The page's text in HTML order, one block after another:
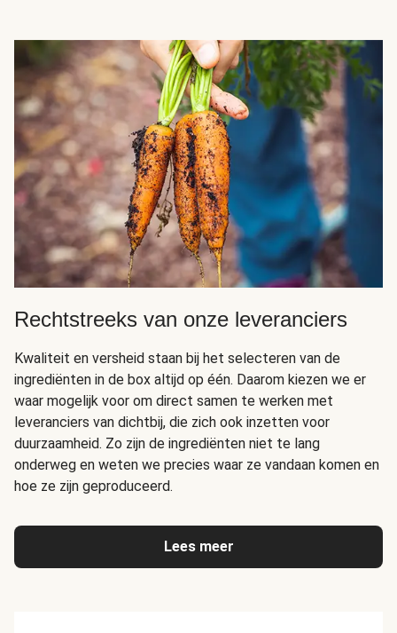
Rechtstreeks van onze leveranciers
Kwaliteit en versheid staan bij het selecteren van de
ingrediënten in de box altijd op één. Daarom kiezen we er
waar mogelijk voor om direct samen te werken met
leveranciers van dichtbij, die zich ook inzetten voor
duurzaamheid. Zo zijn de ingrediënten niet te lang
onderweg en weten we precies waar ze vandaan komen en
hoe ze zijn geproduceerd.
Lees meer